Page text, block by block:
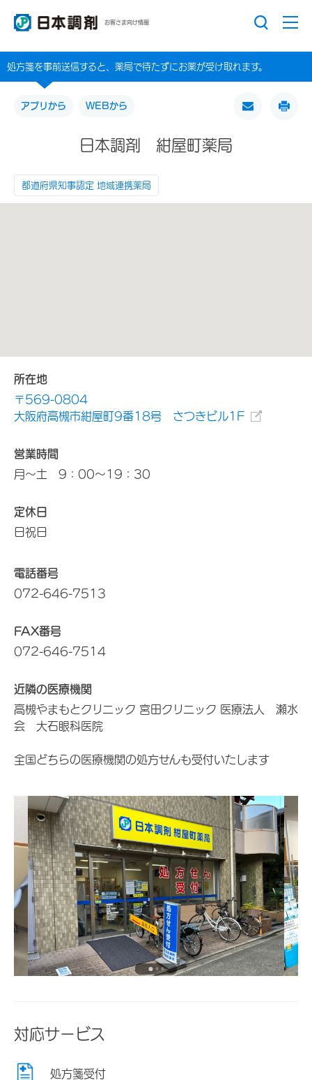
お客さま向け情報
処方箋を事前送信すると、薬局で待たずにお薬が受け取れます。
アプリから WEBから
日本調剤 紺屋町薬局
都道府県知事認定 地域連携薬局
所在地
〒569-0804
大阪府高槻市紺屋町9番18号 さつきビル1F
営業時間
月～土 9：00～19：30
定休日
日祝日
電話番号
072-646-7513
FAX番号
072-646-7514
近隣の医療機関
高槻やまもとクリニック 宮田クリニック 医療法人 瀬水
会 大石眼科医院
全国どちらの医療機関の処方せんも受付いたします
対応サービス
処方箋受付